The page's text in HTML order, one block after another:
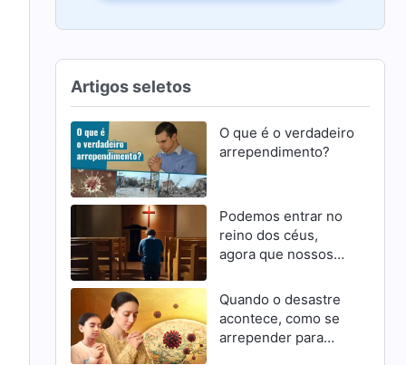
Artigos seletos
O que é o verdadeiro
arrependimento?
Podemos entrar no
reino dos céus,
agora que nossos
perdoados?
Quando o desastre
acontece, como se
arrepender para